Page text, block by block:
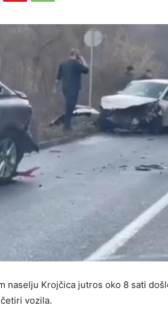
naselju Krojčica jutros oko 8 sati
vozila.